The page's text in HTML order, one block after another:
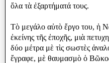
ὅλα τὰ ἐξαρτήματά τους.
Τὸ μεγάλο αὐτὸ ἔργο του, ἡ
ἐκείνης τῆς ἐποχῆς, μιὰ
δύο μέτρα μὲ τὶς σωστὲς
ἔγραφε, μὲ θαυμασμὸ ὁ